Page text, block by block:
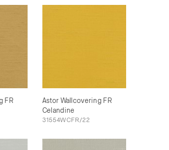
FR
Astor Wallcovering FR
Celandine
31554WCFR/22